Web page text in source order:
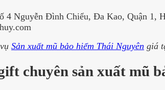
4 Nguyễn Đình Chiểu, Đa Kao, Quận 1,
Sản xuất mũ bảo hiểm Thái Nguyên giá
chuyên sản xuất mũ